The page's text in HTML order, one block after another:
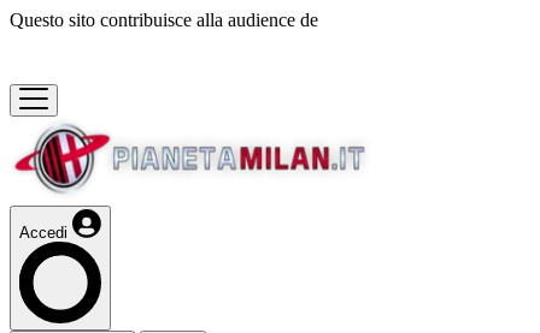
Questo sito contribuisce alla audience de
Accedi